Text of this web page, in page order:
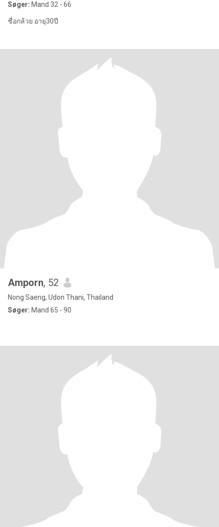
Søger: Mand 32 - 66
ชื่อกล้วย อายุ30ปี
Amporn, 52
Nong Saeng, Udon Thani, Thailand
Søger: Mand 65 - 90